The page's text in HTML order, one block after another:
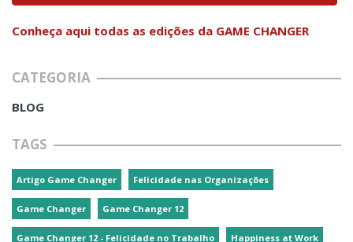
Conheça aqui todas as edições da GAME CHANGER
CATEGORIA
BLOG
TAGS
Artigo Game Changer Felicidade nas Organizações
Game Changer Game Changer 12
Game Changer 12 - Felicidade no Trabalho Happiness at Work